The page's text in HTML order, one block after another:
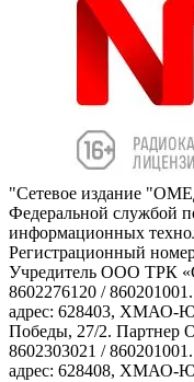
"Сетевое издание
Федеральной службой
информационных
Регистрационный
Учредитель ООО ТРК
8602276120 /
адрес: 628403, ХМАО-
Победы, 27/2.
8602303021 /
адрес: 628408, ХМАО-